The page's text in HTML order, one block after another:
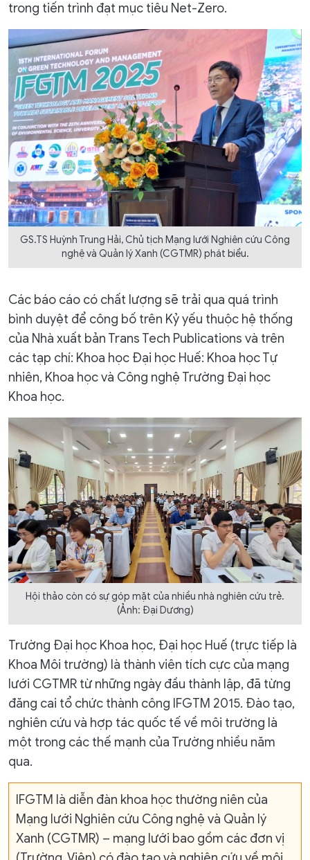
trong tiến trình đạt mục tiêu Net-Zero.
GS.TS Huỳnh Trung Hải, Chủ tịch Mạng lưới Nghiên cứu Công
nghệ và Quản lý Xanh (CGTMR) phát biểu.
Các báo cáo có chất lượng sẽ trải qua quá trình
bình duyệt để công bố trên Kỷ yếu thuộc hệ thống
của Nhà xuất bản Trans Tech Publications và trên
các tạp chí: Khoa học Đại học Huế: Khoa học Tự
nhiên, Khoa học và Công nghệ Trường Đại học
Khoa học.
Hội thảo còn có sự góp mặt của nhiều nhà nghiên cứu trẻ.
(Ảnh: Đại Dương)
Trường Đại học Khoa học, Đại học Huế (trực tiếp là
Khoa Môi trường) là thành viên tích cực của mạng
lưới CGTMR từ những ngày đầu thành lập, đã từng
đăng cai tổ chức thành công IFGTM 2015. Đào tạo,
nghiên cứu và hợp tác quốc tế về môi trường là
một trong các thế mạnh của Trường nhiều năm
qua.
IFGTM là diễn đàn khoa học thường niên của
Mạng lưới Nghiên cứu Công nghệ và Quản lý
Xanh (CGTMR) – mạng lưới bao gồm các đơn vị